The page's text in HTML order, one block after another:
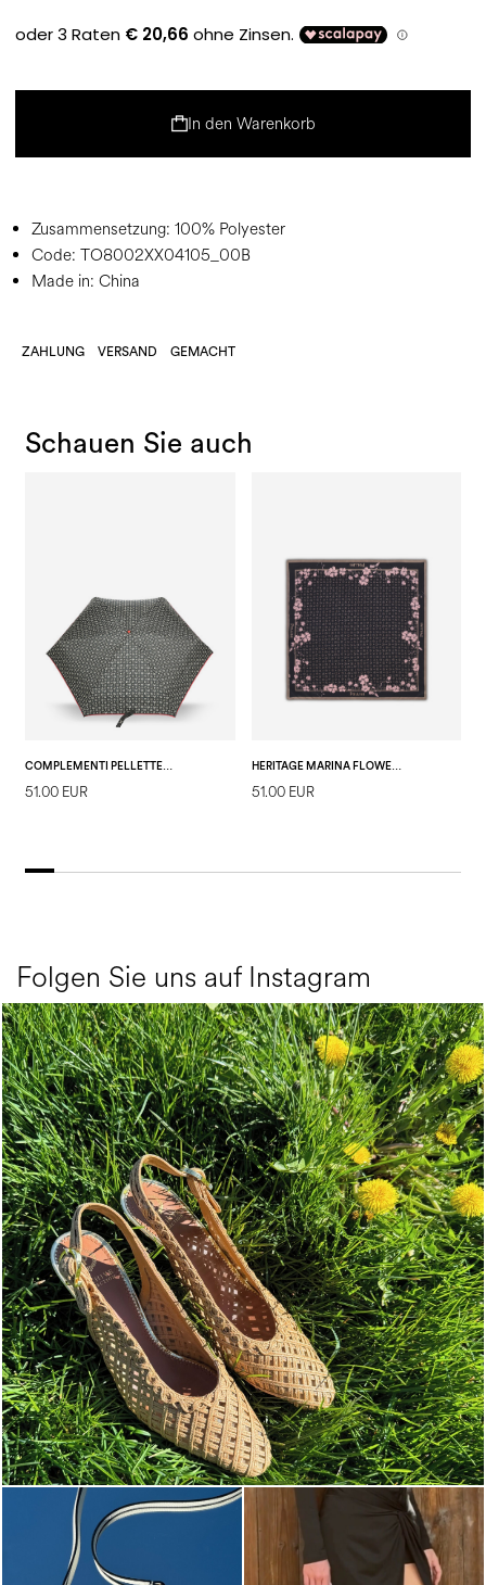
In den Warenkorb
Zusammensetzung: 100% Polyester
Code: TO8002XX04105_00B
Made in: China
ZAHLUNG VERSAND GEMACHT
Schauen Sie auch
COMPLEMENTI PELLETTERIA
51.00 EUR
HERITAGE MARINA FLOWER SCHAL
51.00 EUR
Folgen Sie uns auf Instagram
Choose between chunky silhouettes with intriguing we...